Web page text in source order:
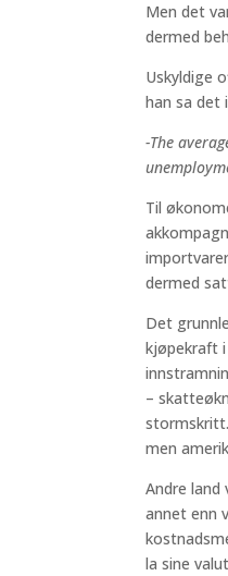
Men det
dermed
Uskyldige
han sa det
-The
Til
dermed
Det
kjøpekraft
–
men
Andre
annet enn
la sine